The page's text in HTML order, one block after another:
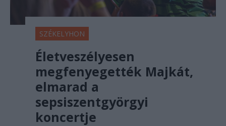
SZÉKELYHON
Életveszélyesen
megfenyegették Majkát,
elmarad a
sepsiszentgyörgyi
koncertje